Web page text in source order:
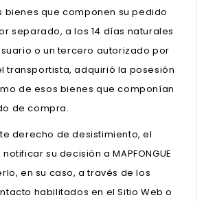
bienes que componen su pedido
separado, a los 14 días naturales
o un tercero autorizado por
transportista, adquirió la posesión
de esos bienes que componían
de compra.
derecho de desistimiento, el
su decisión a MAPFONGUE
en su caso, a través de los
habilitados en el Sitio Web o